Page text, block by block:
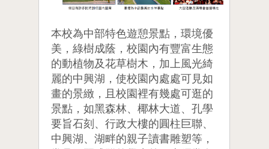
本校為中部特色遊憩景點，環境優
美，綠樹成蔭，校園內有豐富生態
的動植物及花草樹木，加上風光綺
麗的中興湖，使校園內處處可見如
畫的景緻，且校園裡有幾處可逛的
景點，如黑森林、椰林大道、孔學
要旨石刻、行政大樓的圓柱巨聯、
中興湖、湖畔的親子讀書雕塑等，